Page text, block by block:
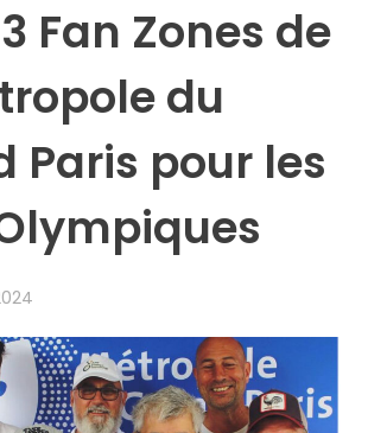
Fan Zones de
du
Paris pour les